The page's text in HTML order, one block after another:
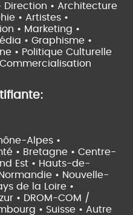
Direction • Architecture
• Artistes •
• Marketing •
• Graphisme •
• Politique Culturelle
Alpes •
• Bretagne • Centre-
Est • Hauts-de-
Normandie • Nouvelle-
de la Loire •
• DROM-COM /
• Suisse • Autre